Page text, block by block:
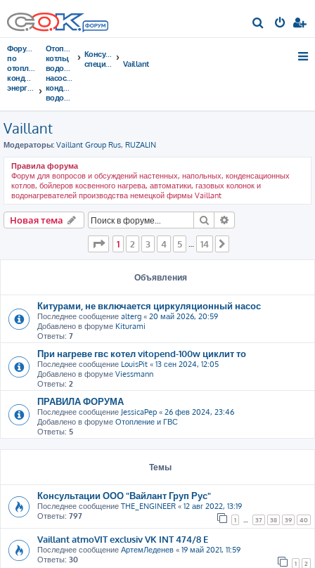
о
Форумы
по
отоплению,
кондиционированию,
энергосбережению
Отопительные
котлы,
водонагреватели,
насосы,
кондиционеры,
водоочистка...
Консультации
специалистов
Vaillant
Vaillant
Модераторы: Vaillant Group Rus, RUZALIN
Правила форума
Форум для вопросов и обсуждений настенных, напольных, конденсационных
котлов, бойлеров косвенного нагрева, автоматики, газовых колонок и
водонагревателей производства немецкой фирмы Vaillant
Новая тема Поиск
Страница из 14
1 2 3 4 5 … 14
Объявления
Китурами, не включается циркуляционный насос
Последнее сообщение alterg « 20 май 2026, 20:59
Добавлено в форуме Kiturami
Ответы: 7
При нагреве гвс котел vitopend-100w циклит то
Последнее сообщение LouisPit « 13 сен 2024, 12:05
Добавлено в форуме Viessmann
Ответы: 2
ПРАВИЛА ФОРУМА
Последнее сообщение JessicaPep « 26 фев 2024, 23:46
Добавлено в форуме Отопление и ГВС
Ответы: 5
Темы
Консультации ООО "Вайлант Груп Рус"
Последнее сообщение THE_ENGINEER « 12 авг 2022, 13:19
Ответы: 797 1 37 38 39 40
Vaillant atmoVIT exclusiv VK INT 474/8 E
Последнее сообщение АртемЛеденев « 19 май 2021, 11:59
Ответы: 30 1 2